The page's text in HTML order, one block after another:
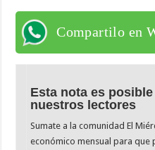
Compartilo en
Esta nota es
nuestros lectores
Sumate a la comunidad El
económico mensual para que